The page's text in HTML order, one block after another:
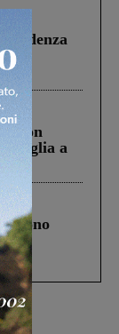
la figlia a
il